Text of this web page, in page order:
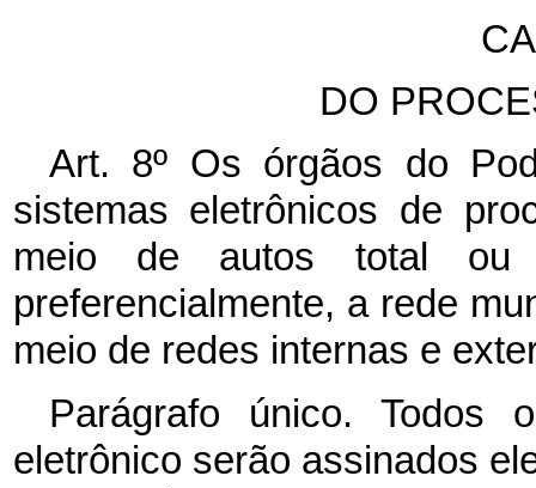
DO
Art. 8º Os órgãos do
sistemas eletrônicos de
meio de autos total ou
preferencialmente, a rede
meio de redes internas e
Parágrafo único. Todos
eletrônico serão assinados